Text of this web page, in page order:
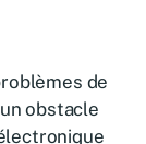
de
obstacle